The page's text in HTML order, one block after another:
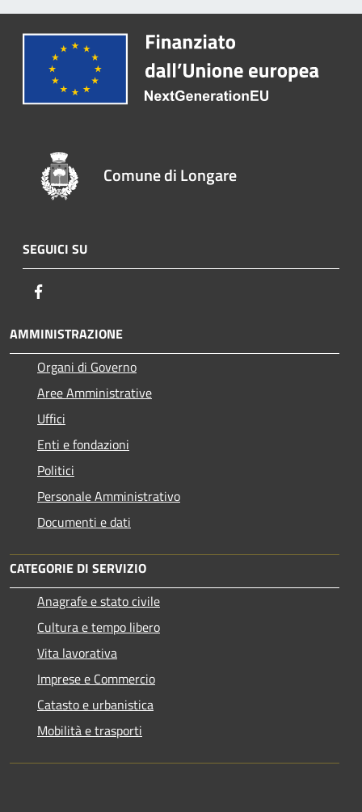
Comune di Longare
SEGUICI SU
AMMINISTRAZIONE
Organi di Governo
Aree Amministrative
Uffici
Enti e fondazioni
Politici
Personale Amministrativo
Documenti e dati
CATEGORIE DI SERVIZIO
Anagrafe e stato civile
Cultura e tempo libero
Vita lavorativa
Imprese e Commercio
Catasto e urbanistica
Mobilità e trasporti